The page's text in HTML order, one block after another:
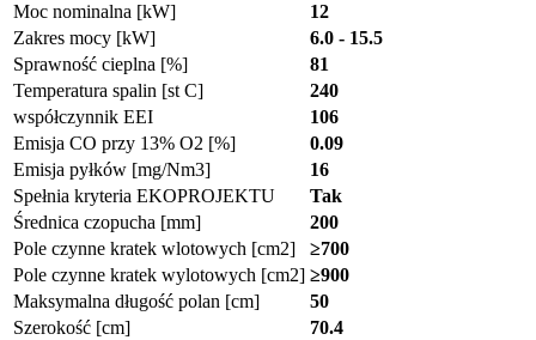
Moc nominalna [kW]
12
Zakres mocy [kW]
6.0 - 15.5
Sprawność cieplna [%]
81
Temperatura spalin [st C]
240
współczynnik EEI
106
Emisja CO przy 13% O2 [%]
0.09
Emisja pyłków [mg/Nm3]
16
Spełnia kryteria EKOPROJEKTU
Tak
Średnica czopucha [mm]
200
Pole czynne kratek wlotowych [cm2]
≥700
Pole czynne kratek wylotowych [cm2] ≥900
Maksymalna długość polan [cm]
50
Szerokość [cm]
70.4